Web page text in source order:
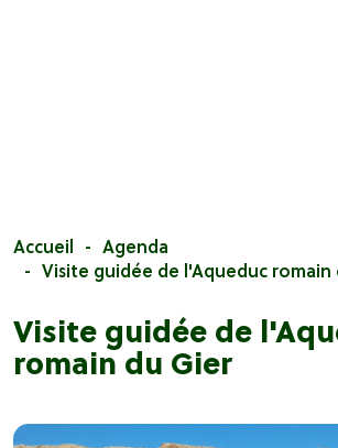
Accueil
Agenda
Visite guidée de l'Aqueduc romain
Visite guidée de
romain du Gier